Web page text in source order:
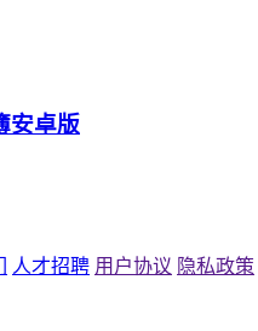
安卓版
人才招聘 用户协议 隐私政策